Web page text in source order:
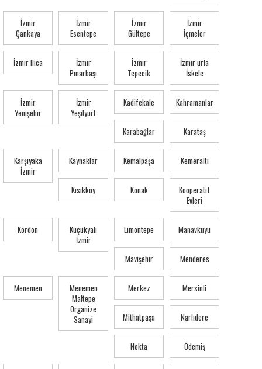
İzmir
Çankaya
İzmir
Esentepe
İzmir
Gültepe
İzmir
İçmeler
İzmir Ilıca
İzmir
Pınarbaşı
İzmir
Tepecik
İzmir urla
İskele
İzmir
Yenişehir
İzmir
Yeşilyurt
Kadifekale Kahramanlar
Karabağlar Karataş
Karşıyaka
İzmir
Kaynaklar Kemalpaşa Kemeraltı
Kısıkköy Konak
Kooperatif
Evleri
Kordon
Küçükyalı
İzmir
Limontepe Manavkuyu
Mavişehir Menderes
Menemen
Menemen
Maltepe
Organize
Sanayi
Merkez Mersinli
Mithatpaşa Narlıdere
Nokta Ödemiş